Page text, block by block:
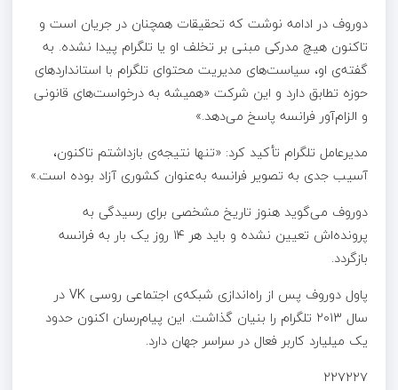
دوروف در ادامه نوشت که تحقیقات همچنان در جریان است و
تاکنون هیچ مدرکی مبنی بر تخلف او یا تلگرام پیدا نشده. به
گفته‌ی او، سیاست‌های مدیریت محتوای تلگرام با استانداردهای
حوزه تطابق دارد و این شرکت «همیشه به درخواست‌های قانونی
و الزام‌آور فرانسه پاسخ می‌دهد.»
مدیرعامل تلگرام تأکید کرد: «تنها نتیجه‌ی بازداشتم تاکنون،
آسیب جدی به تصویر فرانسه به‌عنوان کشوری آزاد بوده است.»
دوروف می‌گوید هنوز تاریخ مشخصی برای رسیدگی به
پرونده‌اش تعیین نشده و باید هر ۱۴ روز یک بار به فرانسه
بازگردد.
پاول دوروف پس از راه‌اندازی شبکه‌ی اجتماعی روسی VK در
سال ۲۰۱۳ تلگرام را بنیان گذاشت. این پیام‌رسان اکنون حدود
یک میلیارد کاربر فعال در سراسر جهان دارد.
۲۲۷۲۲۷